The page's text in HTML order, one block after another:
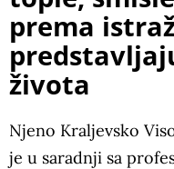
prema
života
Njeno Kraljevsko
je u saradnji sa